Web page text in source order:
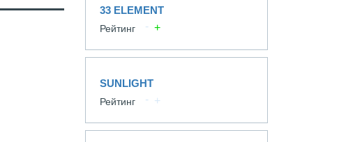
33 ELEMENT
Рейтинг
SUNLIGHT
Рейтинг